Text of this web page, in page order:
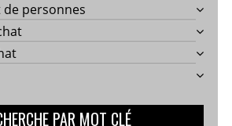
personnes
PAR MOT CLÉ